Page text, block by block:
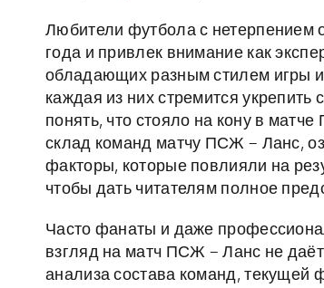
Любители футбола с нетерпением
года и привлек внимание как
обладающих разным стилем игры
каждая из них стремится
понять, что стояло на кону в
склад команд матчу ПСЖ – Ланс,
факторы, которые повлияли на
чтобы дать читателям полное
Часто фанаты и даже
взгляд на матч ПСЖ – Ланс не
анализа состава команд, текущей